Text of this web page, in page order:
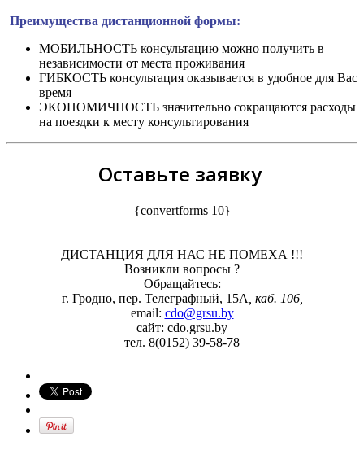
Преимущества дистанционной формы:
МОБИЛЬНОСТЬ консультацию можно получить в
независимости от места проживания
ГИБКОСТЬ консультация оказывается в удобное для Вас
время
ЭКОНОМИЧНОСТЬ значительно сокращаются расходы
на поездки к месту консультирования
Оставьте заявку
{convertforms 10}
ДИСТАНЦИЯ ДЛЯ НАС НЕ ПОМЕХА !!!
Возникли вопросы ?
Обращайтесь:
г. Гродно, пер. Телеграфный, 15А , каб. 106,
email: cdo@grsu.by
сайт: cdo.grsu.by
тел. 8(0152) 39-58-78